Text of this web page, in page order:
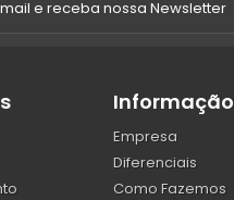
Informação
Empresa
Diferenciais
Como Fazemos